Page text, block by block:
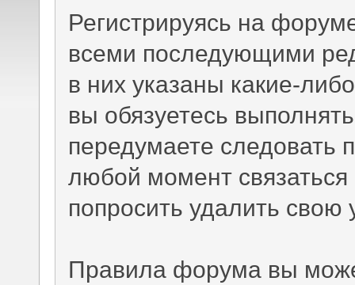
Регистрируясь на
всеми последующими
в них указаны какие-
вы обязуетесь
передумаете
любой момент
попросить удалить
Правила форума вы